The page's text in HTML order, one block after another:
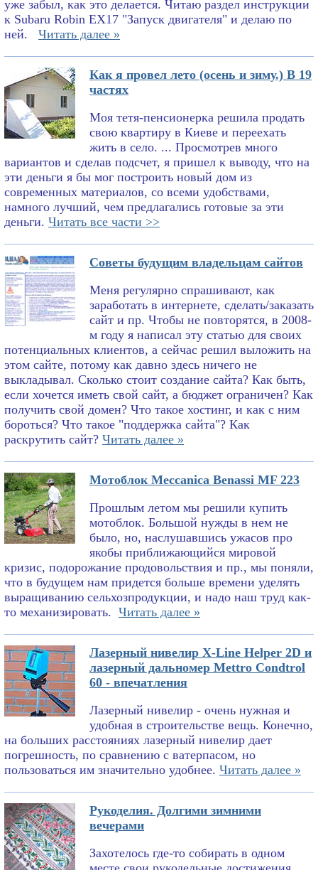
уже забыл, как это делается. Читаю раздел инструкции
к Subaru Robin EX17 "Запуск двигателя" и делаю по
ней.
Читать далее »
Как я провел лето (осень и зиму.) В 19
частях
Моя тетя-пенсионерка решила продать
свою квартиру в Киеве и переехать
жить в село. ... Просмотрев много
вариантов и сделав подсчет, я пришел к выводу, что на
эти деньги я бы мог построить новый дом из
современных материалов, со всеми удобствами,
намного лучший, чем предлагались готовые за эти
деньги. Читать все части >>
Советы будущим владельцам сайтов
Меня регулярно спрашивают, как
заработать в интернете, сделать/заказать
сайт и пр. Чтобы не повторятся, в 2008-
м году я написал эту статью для своих
потенциальных клиентов, а сейчас решил выложить на
этом сайте, потому как давно здесь ничего не
выкладывал. Сколько стоит создание сайта? Как быть,
если хочется иметь свой сайт, а бюджет ограничен? Как
получить свой домен? Что такое хостинг, и как с ним
бороться? Что такое "поддержка сайта"? Как
раскрутить сайт? Читать далее »
Мотоблок Meccanica Benassi MF 223
Прошлым летом мы решили купить
мотоблок. Большой нужды в нем не
было, но, наслушавшись ужасов про
якобы приближающийся мировой
кризис, подорожание продовольствия и пр., мы поняли,
что в будущем нам придется больше времени уделять
выращиванию сельхозпродукции, и надо наш труд как-
то механизировать. Читать далее »
Лазерный нивелир X-Line Helper 2D и
лазерный дальномер Mettro Condtrol
60 - впечатления
Лазерный нивелир - очень нужная и
удобная в строительстве вещь. Конечно,
на больших расстояниях лазерный нивелир дает
погрешность, по сравнению с ватерпасом, но
пользоваться им значительно удобнее. Читать далее »
Рукоделия. Долгими зимними
вечерами
Захотелось где-то собирать в одном